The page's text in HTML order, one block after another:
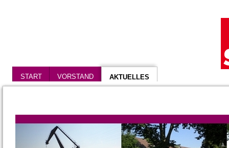
START VORSTAND AKTUELLES